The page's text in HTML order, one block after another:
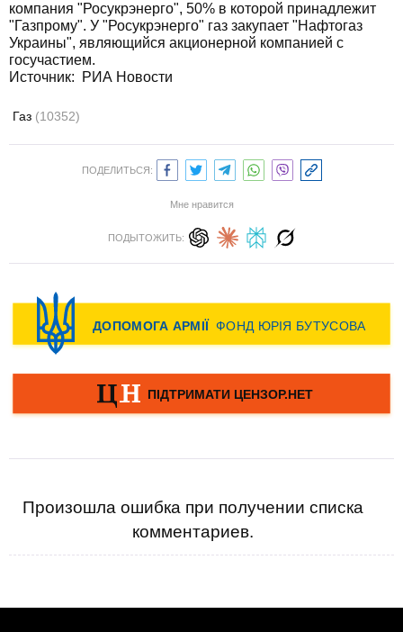
компания "Росукрэнерго", 50% в которой принадлежит
"Газпрому". У "Росукрэнерго" газ закупает "Нафтогаз
Украины", являющийся акционерной компанией с
госучастием.
Источник:
РИА Новости
Газ (10352)
ПОДЕЛИТЬСЯ:
Мне нравится
ПОДЫТОЖИТЬ:
Произошла ошибка при получении списка
комментариев.